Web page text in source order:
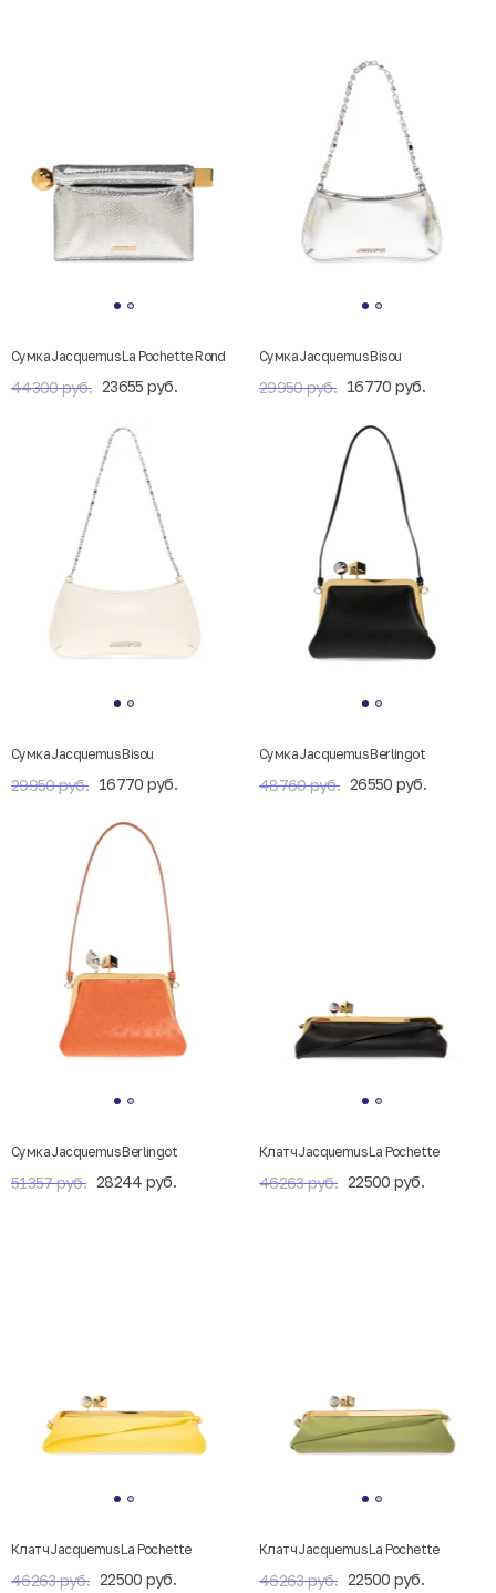
Сумка Jacquemus La Pochette Rond
44300 руб. 23655 руб.
Сумка Jacquemus Bisou
29950 руб. 16770 руб.
Сумка Jacquemus Bisou
29950 руб. 16770 руб.
Сумка Jacquemus Berlingot
48760 руб. 26550 руб.
Сумка Jacquemus Berlingot
51357 руб. 28244 руб.
Клатч Jacquemus La Pochette
46263 руб. 22500 руб.
Клатч Jacquemus La Pochette
46263 руб. 22500 руб.
Клатч Jacquemus La Pochette
46263 руб. 22500 руб.